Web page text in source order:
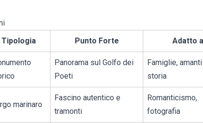
Tipologia Punto Forte Adatto a
Panorama sul Golfo dei
Poeti
Famiglie,
storia
marinaro
Fascino autentico e
tramonti
Romanticismo,
fotografia